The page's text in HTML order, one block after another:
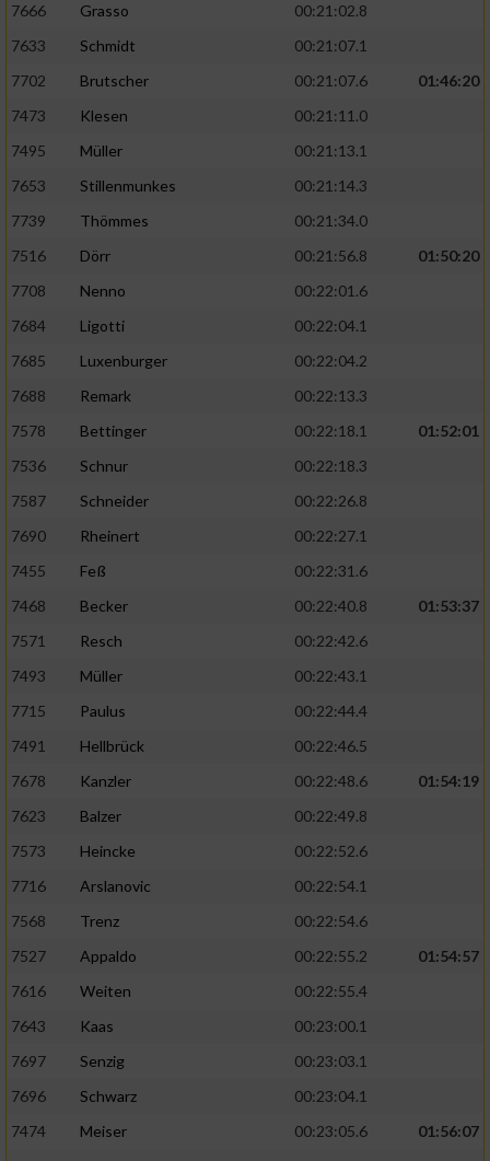
7666
Grasso
00:21:02.8
7633
Schmidt
00:21:07.1
7702
Brutscher 00:21:07.6
01:46:20
7473
Klesen
00:21:11.0
7495
Müller
00:21:13.1
7653
Stillenmunkes
00:21:14.3
7739
Thömmes
00:21:34.0
7516
Dörr 00:21:56.8
01:50:20
7708
Nenno
00:22:01.6
7684
Ligotti
00:22:04.1
7685
Luxenburger
00:22:04.2
7688
Remark
00:22:13.3
7578
Bettinger 00:22:18.1
01:52:01
7536
Schnur
00:22:18.3
7587
Schneider
00:22:26.8
7690
Rheinert
00:22:27.1
7455
Feß
00:22:31.6
7468
Becker 00:22:40.8
01:53:37
7571
Resch
00:22:42.6
7493
Müller
00:22:43.1
7715
Paulus
00:22:44.4
7491
Hellbrück
00:22:46.5
7678
Kanzler 00:22:48.6
01:54:19
7623
Balzer
00:22:49.8
7573
Heincke
00:22:52.6
7716
Arslanovic
00:22:54.1
7568
Trenz
00:22:54.6
7527
Appaldo 00:22:55.2
01:54:57
7616
Weiten
00:22:55.4
7643
Kaas
00:23:00.1
7697
Senzig
00:23:03.1
7696
Schwarz
00:23:04.1
7474
Meiser 00:23:05.6
01:56:07